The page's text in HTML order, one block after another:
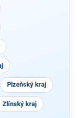
Plzeňský kraj
Zlínský kraj